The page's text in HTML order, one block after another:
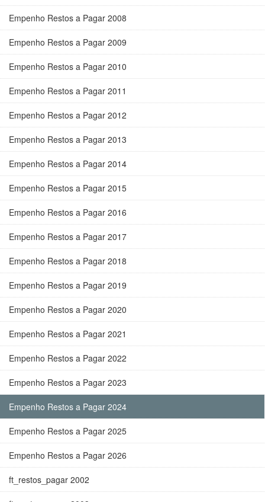
Empenho Restos a Pagar 2008
Empenho Restos a Pagar 2009
Empenho Restos a Pagar 2010
Empenho Restos a Pagar 2011
Empenho Restos a Pagar 2012
Empenho Restos a Pagar 2013
Empenho Restos a Pagar 2014
Empenho Restos a Pagar 2015
Empenho Restos a Pagar 2016
Empenho Restos a Pagar 2017
Empenho Restos a Pagar 2018
Empenho Restos a Pagar 2019
Empenho Restos a Pagar 2020
Empenho Restos a Pagar 2021
Empenho Restos a Pagar 2022
Empenho Restos a Pagar 2023
Empenho Restos a Pagar 2024
Empenho Restos a Pagar 2025
Empenho Restos a Pagar 2026
ft_restos_pagar 2002